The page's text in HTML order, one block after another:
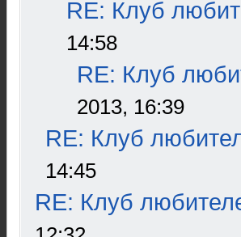
RE: Клуб
14:58
RE: Клуб
2013, 16:39
RE: Клуб
14:45
RE: Клуб